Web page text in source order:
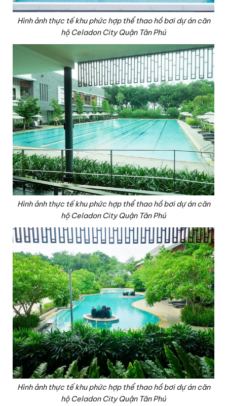
Hình ảnh thực tế khu phức hợp thể thao hồ bơi dự án căn
hộ Celadon City Quận Tân Phú
Hình ảnh thực tế khu phức hợp thể thao hồ bơi dự án căn
hộ Celadon City Quận Tân Phú
Hình ảnh thực tế khu phức hợp thể thao hồ bơi dự án căn
hộ Celadon City Quận Tân Phú